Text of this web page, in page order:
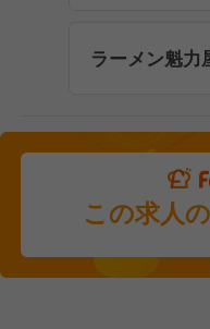
ラーメン魁力
この求人